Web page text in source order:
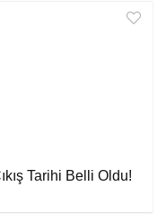
Tarihi Belli Oldu!